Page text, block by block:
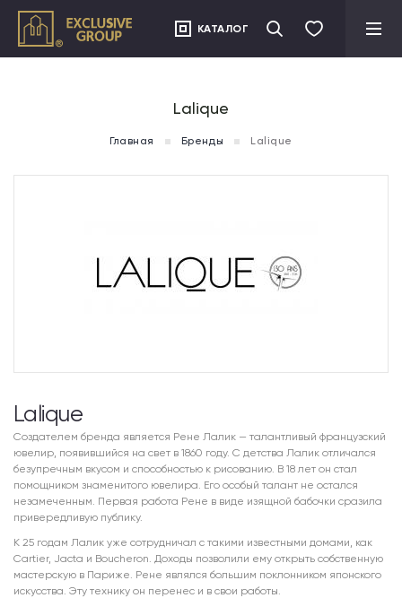
КАТАЛОГ
Lalique
Главная Бренды Lalique
Lalique
Создателем бренда является Рене Лалик — талантливый французский
ювелир, появившийся на свет в 1860 году. С детства Лалик отличался
безупречным вкусом и способностью к рисованию. В 18 лет он стал
помощником знаменитого ювелира. Его особый талант не остался
незамеченным. Первая работа Рене в виде изящной бабочки сразила
привередливую публику.
К 25 годам Лалик уже сотрудничал с такими известными домами, как
Cartier, Jacta и Boucheron. Доходы позволили ему открыть собственную
мастерскую в Париже. Рене являлся большим поклонником японского
искусства. Эту технику он перенес и в свои работы.